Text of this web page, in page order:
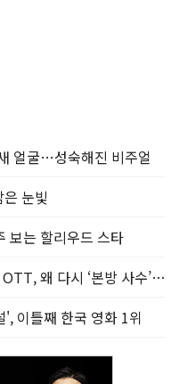
얼굴…성숙해진 비주얼
눈빛
보는 할리우드 스타
[김민서의 AI가-중계] 골라 보던 OTT, 왜 다시 ‘본방 사수’를 부르나
이틀째 한국 영화 1위